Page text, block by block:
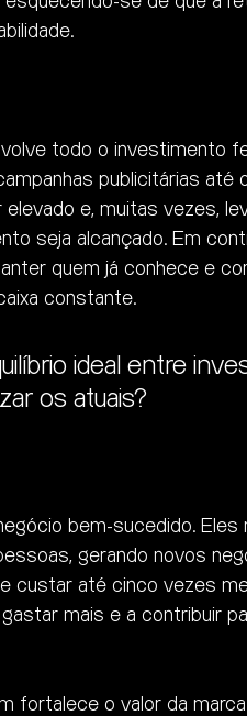
todo o investimento
publicitárias até
e, muitas vezes,
seja alcançado. Em
quem já conhece e
constante.
ideal entre
os atuais?
bem-sucedido. Eles
gerando novos
custar até cinco vezes
mais e a contribuir
fortalece o valor da